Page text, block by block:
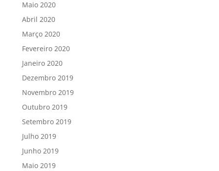
Maio 2020
Abril 2020
Março 2020
Fevereiro 2020
Janeiro 2020
Dezembro 2019
Novembro 2019
Outubro 2019
Setembro 2019
Julho 2019
Junho 2019
Maio 2019